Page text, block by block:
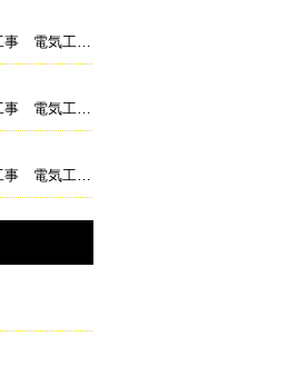
横浜 港北区 電気工事 電気工事士 求人 資格取得
横浜 港北区 電気工事 電気工事士 求人 資格取得
横浜 港北区 電気工事 電気工事士 求人 資格取得